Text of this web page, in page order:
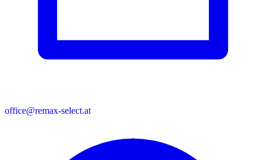
office@remax-select.at